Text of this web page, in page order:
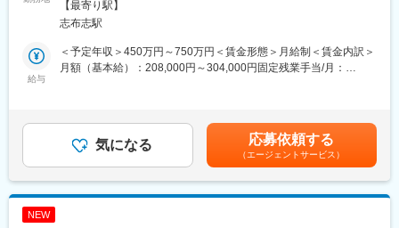
・インセンティブ(1件当たり2.5万円の歩合)
・固定残業40時間を超えることはほぼございません。（平均残業
月20時間）
・定休以外の休日はまとめることも可能です。
・資格取得祝い金有(1級30万円/2級15万円)
＞NEOデザインホーム鹿屋支店住所：鹿児島県鹿屋市札元2丁目
3777-1 受動喫煙対策：敷地内喫煙可能場所あり＜勤務地詳細3＞
煙対策：敷地内喫煙可能場所あり変更の範囲：会社の定める事業
所
【最寄り駅】
志布志駅
給与
＜予定年収＞450万円～750万円＜賃金形態＞月給制＜賃金内訳＞
月額（基本給）：208,000円～304,000円固定残業手当/月：
の実績により初任給を上記範囲内で決定します。■昇給年1回■賞
与年2回賃金はあくまでも目安の金額であり、選考を通じて上下す
る可能性があります。月給(月額)は固定手当を含めた表記です。
気になる 応募依頼する
（エージェントサービス）
NEW